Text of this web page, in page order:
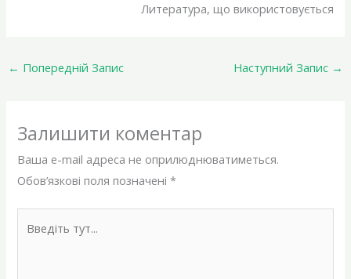
Литература, що використовується
← Попередній Запис Наступний Запис →
Залишити коментар
Ваша e-mail адреса не оприлюднюватиметься.
Обов’язкові поля позначені*